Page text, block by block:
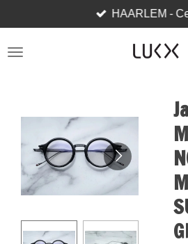
direct
naar
HAARLEM -